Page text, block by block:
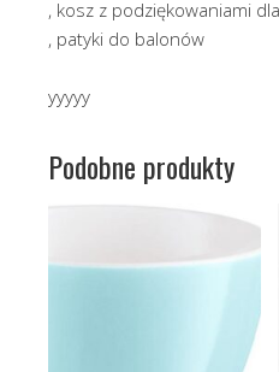
, kosz z podziękowaniami
, patyki do balonów
yyyyy
Podobne produkty